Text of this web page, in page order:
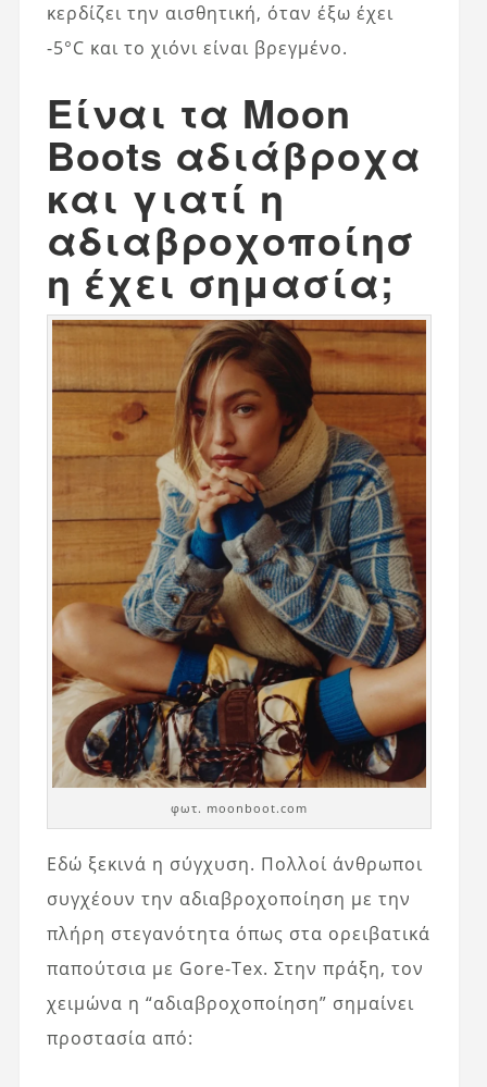
κερδίζει την αισθητική, όταν έξω έχει
-5°C και το χιόνι είναι βρεγμένο.
Είναι τα Moon
Boots αδιάβροχα
και γιατί η
αδιαβροχοποίησ
η έχει σημασία;
φωτ. moonboot.com
Εδώ ξεκινά η σύγχυση. Πολλοί άνθρωποι
συγχέουν την αδιαβροχοποίηση με την
πλήρη στεγανότητα όπως στα ορειβατικά
παπούτσια με Gore-Tex. Στην πράξη, τον
χειμώνα η “αδιαβροχοποίηση” σημαίνει
προστασία από: